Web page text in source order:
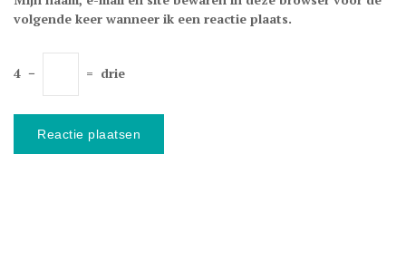
volgende keer wanneer ik een reactie plaats.
4 − = drie